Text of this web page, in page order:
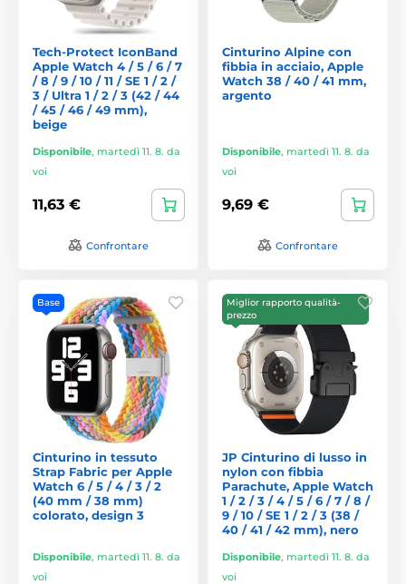
Tech-Protect IconBand
Apple Watch 4 / 5 / 6 / 7
/ 8 / 9 / 10 / 11 / SE 1 / 2 /
3 / Ultra 1 / 2 / 3 (42 / 44
/ 45 / 46 / 49 mm),
beige
Disponibile, martedì 11. 8. da
voi
11,63 €
Confrontare
Cinturino Alpine con
fibbia in acciaio, Apple
Watch 38 / 40 / 41 mm,
argento
Disponibile, martedì 11. 8. da
voi
9,69 €
Confrontare
Base
Cinturino in tessuto
Strap Fabric per Apple
Watch 6 / 5 / 4 / 3 / 2
(40 mm / 38 mm)
colorato, design 3
Disponibile, martedì 11. 8. da
voi
Miglior rapporto qualità-
prezzo
JP Cinturino di lusso in
nylon con fibbia
Parachute, Apple Watch
1 / 2 / 3 / 4 / 5 / 6 / 7 / 8 /
9 / 10 / SE 1 / 2 / 3 (38 /
40 / 41 / 42 mm), nero
Disponibile, martedì 11. 8. da
voi